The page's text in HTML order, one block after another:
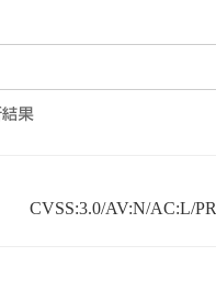
CVSS:3.0/AV:N/AC:L/